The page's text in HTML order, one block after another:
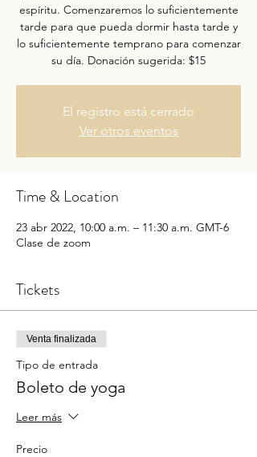
espíritu. Comenzaremos lo suficientemente
tarde para que pueda dormir hasta tarde y
lo suficientemente temprano para comenzar
su día. Donación sugerida: $15
El registro está cerrado
Ver otros eventos
Time & Location
23 abr 2022, 10:00 a.m. – 11:30 a.m. GMT-6
Clase de zoom
Tickets
Venta finalizada
Tipo de entrada
Boleto de yoga
Leer más
Precio